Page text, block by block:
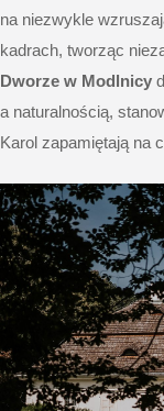
na niezwykle
kadrach, tworząc
Dworze w Modlnicy
a naturalnością,
Karol zapamiętają na